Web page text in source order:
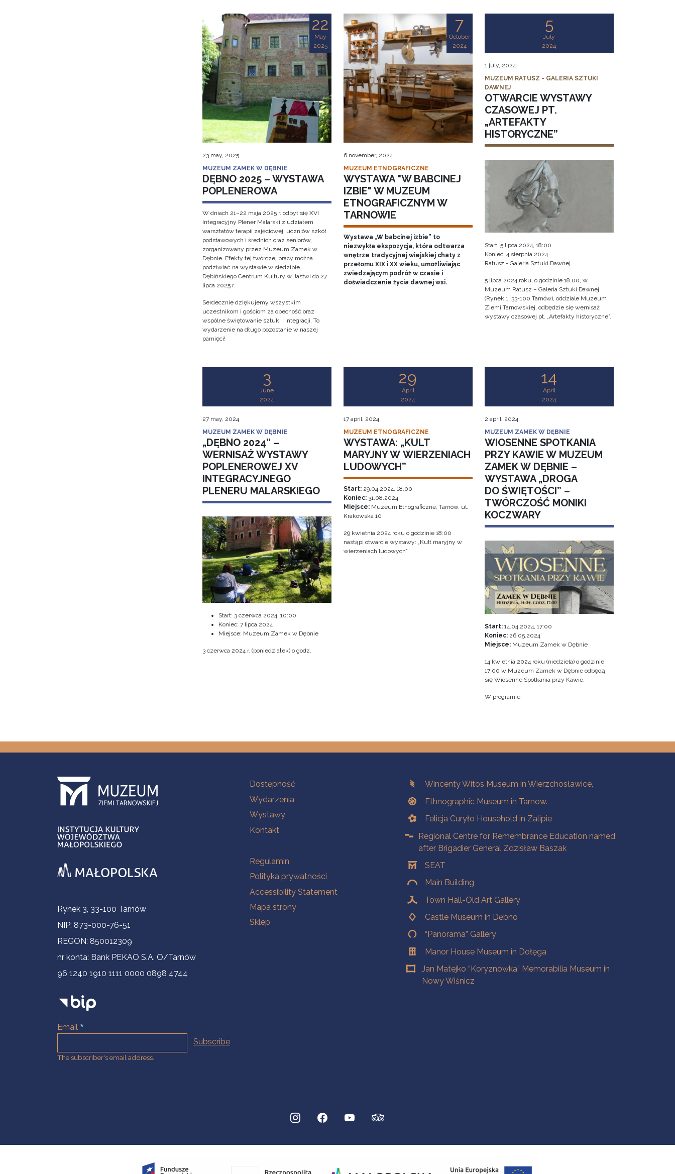
22
May
2025
23 may, 2025
MUZEUM ZAMEK W DĘBNIE
DĘBNO 2025 – WYSTAWA
POPLENEROWA
W dniach 21–22 maja 2025 r. odbył się XVI
Integracyjny Plener Malarski z udziałem
warsztatów terapii zajęciowej, uczniów szkół
podstawowych i średnich oraz seniorów,
zorganizowany przez Muzeum Zamek w
Dębnie. Efekty tej twórczej pracy można
podziwiać na wystawie w siedzibie
Dębińskiego Centrum Kultury w Jastwi do 27
lipca 2025 r.
Serdecznie dziękujemy wszystkim
uczestnikom i gościom za obecność oraz
wspólne świętowanie sztuki i integracji. To
wydarzenie na długo pozostanie w naszej
pamięci!
7
October
2024
6 november, 2024
MUZEUM ETNOGRAFICZNE
WYSTAWA "W BABCINEJ
IZBIE" W MUZEUM
ETNOGRAFICZNYM W
TARNOWIE
Wystawa „W babcinej izbie” to
niezwykła ekspozycja, która odtwarza
wnętrze tradycyjnej wiejskiej chaty z
przełomu XIX i XX wieku, umożliwiając
zwiedzającym podróż w czasie i
doświadczenie życia dawnej wsi.
5
July
2024
1 july, 2024
MUZEUM RATUSZ - GALERIA SZTUKI
DAWNEJ
OTWARCIE WYSTAWY
CZASOWEJ PT.
„ARTEFAKTY
HISTORYCZNE”
Start: 5 lipca 2024, 18:00
Koniec: 4 sierpnia 2024
Ratusz - Galeria Sztuki Dawnej
5 lipca 2024 roku, o godzinie 18.00, w
Muzeum Ratusz – Galeria Sztuki Dawnej
(Rynek 1, 33-100 Tarnów), oddziale Muzeum
Ziemi Tarnowskiej, odbędzie się wernisaż
wystawy czasowej pt. „Artefakty historyczne”.
3
June
2024
27 may, 2024
MUZEUM ZAMEK W DĘBNIE
„DĘBNO 2024” –
WERNISAŻ WYSTAWY
POPLENEROWEJ XV
INTEGRACYJNEGO
PLENERU MALARSKIEGO
Start: 3 czerwca 2024, 10:00
Koniec: 7 lipca 2024
Miejsce: Muzeum Zamek w Dębnie
3 czerwca 2024 r. (poniedziałek) o godz.
29
April
2024
17 april, 2024
MUZEUM ETNOGRAFICZNE
WYSTAWA: „KULT
MARYJNY W WIERZENIACH
LUDOWYCH”
Start:29.04.2024, 18:00
Koniec:31.08.2024
Miejsce:Muzeum Etnograficzne, Tarnów, ul.
Krakowska 10
29 kwietnia 2024 roku o godzinie 18:00
nastąpi otwarcie wystawy: „Kult maryjny w
wierzeniach ludowych”.
14
April
2024
2 april, 2024
MUZEUM ZAMEK W DĘBNIE
WIOSENNE SPOTKANIA
PRZY KAWIE W MUZEUM
ZAMEK W DĘBNIE –
WYSTAWA „DROGA
DO ŚWIĘTOŚCI” –
TWÓRCZOŚĆ MONIKI
KOCZWARY
Start:14.04.2024, 17:00
Koniec:26.05.2024
Miejsce:Muzeum Zamek w Dębnie
14 kwietnia 2024 roku (niedziela) o godzinie
17:00 w Muzeum Zamek w Dębnie odbędą
się Wiosenne Spotkania przy Kawie.
W programie:
Contact Information
Rynek 3, 33-100 Tarnów
NIP: 873-000-76-51
REGON: 850012309
nr konta: Bank PEKAO S.A. O/Tarnów
96 1240 1910 1111 0000 0898 4744
Email
The subscriber's email address.
Na skróty.
Dostępność
Wydarzenia
Wystawy
Kontakt
Na skróty.
Regulamin
Polityka prywatności
Accessibility Statement
Mapa strony
Sklep
BranchesWincenty Witos Museum in Wierzchosławice,
Ethnographic Museum in Tarnow.
Felicja Curyło Household in Zalipie
Regional Centre for Remembrance Education named
after Brigadier General Zdzisław Baszak
SEAT
Main Building
Town Hall-Old Art Gallery
Castle Museum in Dębno
“Panorama” Gallery
Manor House Museum in Dołęga
Jan Matejko “Koryznówka” Memorabilia Museum in
Nowy Wiśnicz